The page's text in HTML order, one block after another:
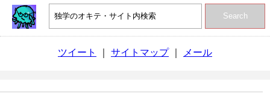
Search
ツイート サイトマップ｜ メール